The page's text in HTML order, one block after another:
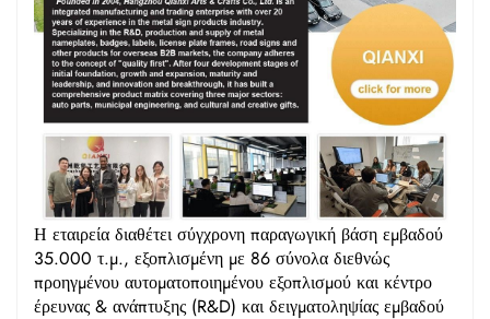
Η εταιρεία διαθέτει σύγχρονη παραγωγική βάση εμβαδού
35.000 τ.μ., εξοπλισμένη με 86 σύνολα διεθνώς
προηγμένου αυτοματοποιημένου εξοπλισμού και κέντρο
έρευνας & ανάπτυξης (R&D) και δειγματοληψίας εμβαδού